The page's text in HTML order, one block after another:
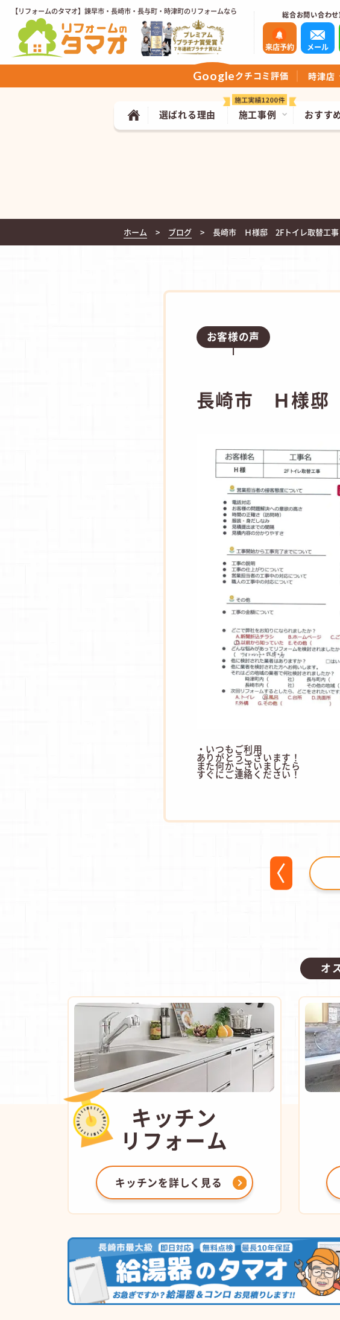
【リフォームのタマオ】諫早市・長崎市・長与町・時津町のリフォームなら 総合お問い合わせ
来店予約 メール
施工事例 おすす
選ばれる理由
Googleクチコミ評価 時津店
ホーム ブログ 長崎市 Ｈ様邸 2Fトイレ取替工事
お客様の声
長崎市 Ｈ様邸
・いつもご利用
ありがとうございます！
また何かございましたら
すぐにご連絡ください！
オ
キッチン
リフォーム
キッチンを詳しく見る